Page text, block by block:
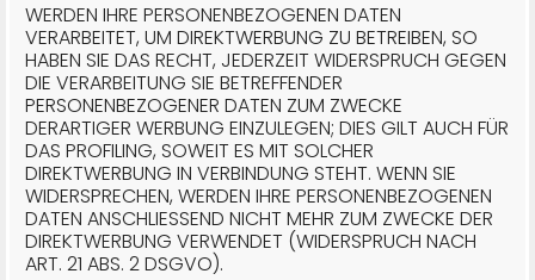
WERDEN IHRE PERSONENBEZOGENEN DATEN
VERARBEITET, UM DIREKTWERBUNG ZU BETREIBEN, SO
HABEN SIE DAS RECHT, JEDERZEIT WIDERSPRUCH GEGEN
DIE VERARBEITUNG SIE BETREFFENDER
PERSONENBEZOGENER DATEN ZUM ZWECKE
DERARTIGER WERBUNG EINZULEGEN; DIES GILT AUCH FÜR
DAS PROFILING, SOWEIT ES MIT SOLCHER
DIREKTWERBUNG IN VERBINDUNG STEHT. WENN SIE
WIDERSPRECHEN, WERDEN IHRE PERSONENBEZOGENEN
DATEN ANSCHLIESSEND NICHT MEHR ZUM ZWECKE DER
DIREKTWERBUNG VERWENDET (WIDERSPRUCH NACH
ART. 21 ABS. 2 DSGVO).